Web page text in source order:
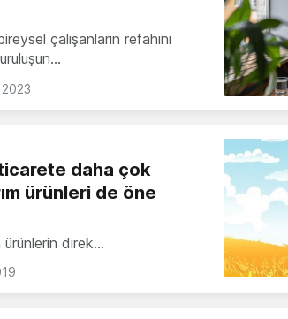
çalışanların refahını
daha çok
ürünleri de öne
ürünlerin direk…